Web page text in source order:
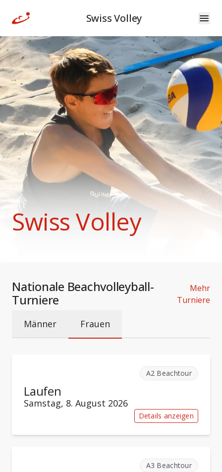
Swiss Volley
Swiss Volley
Nationale Beachvolleyball-
Turniere
Mehr
Turniere
Männer Frauen
A2 Beachtour
Laufen
Samstag, 8. August 2026
Details anzeigen
A3 Beachtour